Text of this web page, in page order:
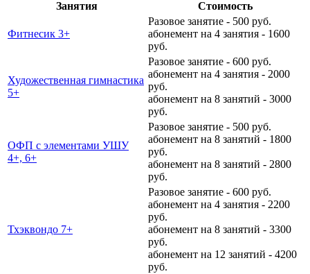
Занятия Стоимость
Фитнесик 3+
Разовое занятие - 500 руб.
абонемент на 4 занятия - 1600
руб.
Художественная гимнастика
5+
Разовое занятие - 600 руб.
абонемент на 4 занятия - 2000
руб.
абонемент на 8 занятий - 3000
руб.
ОФП с элементами УШУ
4+, 6+
Разовое занятие - 500 руб.
абонемент на 8 занятий - 1800
руб.
абонемент на 8 занятий - 2800
руб.
Тхэквондо 7+
Разовое занятие - 600 руб.
абонемент на 4 занятия - 2200
руб.
абонемент на 8 занятий - 3300
руб.
абонемент на 12 занятий - 4200
руб.